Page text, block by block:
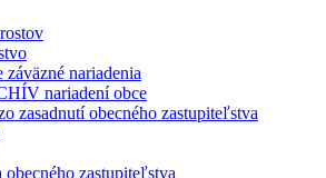
záväzné nariadenia
nariadení obce
zasadnutí obecného zastupiteľstva
obecného zastupiteľstva